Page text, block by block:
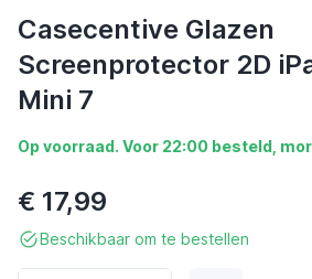
Casecentive Glazen
Screenprotector 2D
Mini 7
Op voorraad. Voor 22:00 besteld,
€ 17,99
Beschikbaar om te bestellen